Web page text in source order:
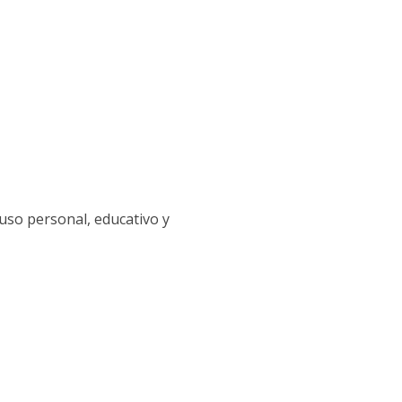
personal, educativo y